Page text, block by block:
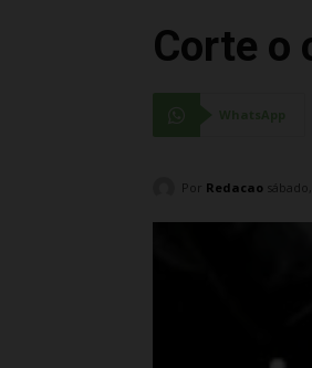
Corte o
Por Redacao